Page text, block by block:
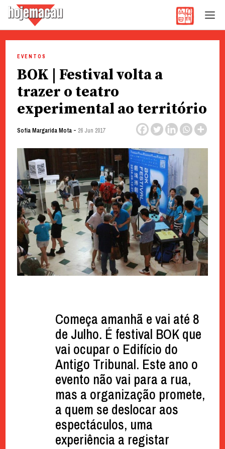
content
EVENTOS
BOK | Festival volta a
trazer o teatro
experimental ao território
Sofia Margarida Mota- 26 Jun 2017
Começa amanhã e vai até 8
de Julho. É festival BOK que
vai ocupar o Edifício do
Antigo Tribunal. Este ano o
evento não vai para a rua,
mas a organização promete,
a quem se deslocar aos
espectáculos, uma
experiência a registar